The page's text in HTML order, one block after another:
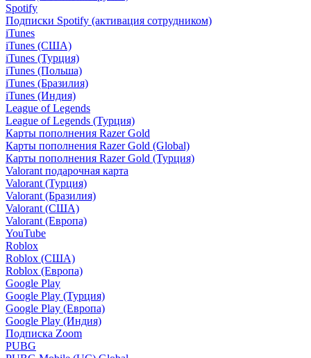
Spotify
Подписки Spotify (активация сотрудником)
iTunes
iTunes (США)
iTunes (Турция)
iTunes (Польша)
iTunes (Бразилия)
iTunes (Индия)
League of Legends
League of Legends (Турция)
Карты пополнения Razer Gold
Карты пополнения Razer Gold (Global)
Карты пополнения Razer Gold (Турция)
Valorant подарочная карта
Valorant (Турция)
Valorant (Бразилия)
Valorant (США)
Valorant (Европа)
YouTube
Roblox
Roblox (США)
Roblox (Европа)
Google Play
Google Play (Турция)
Google Play (Европа)
Google Play (Индия)
Подписка Zoom
PUBG